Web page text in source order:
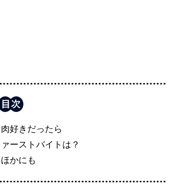
好きだったら
ーストバイトは？
かにも